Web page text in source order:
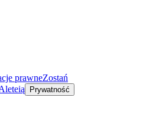
prawneZostań
Prywatność